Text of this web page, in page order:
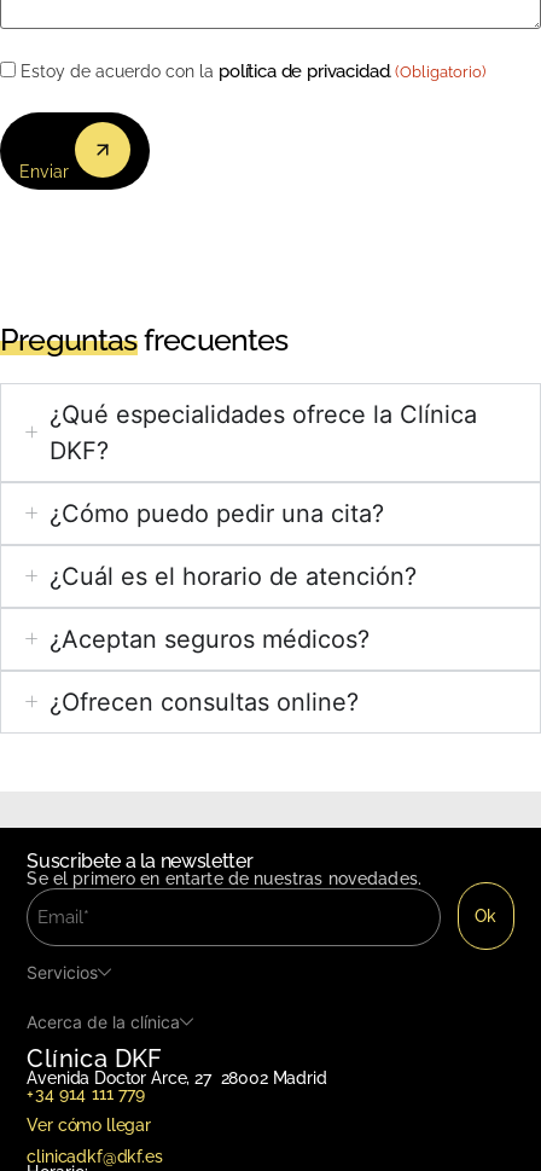
Consentimiento
Estoy de acuerdo con la política de privacidad. (Obligatorio)
Enviar
Preguntasfrecuentes
¿Qué especialidades ofrece la Clínica
DKF?
¿Cómo puedo pedir una cita?
¿Cuál es el horario de atención?
¿Aceptan seguros médicos?
¿Ofrecen consultas online?
Clínica DKF
Avenida Doctor Arce, 27 28002 Madrid
+34 914 111 779
Ver cómo llegar
clinicadkf@dkf.es
Suscribete a la newsletter
Se el primero en entarte de nuestras novedades.
Servicios
Acerca de la clínica